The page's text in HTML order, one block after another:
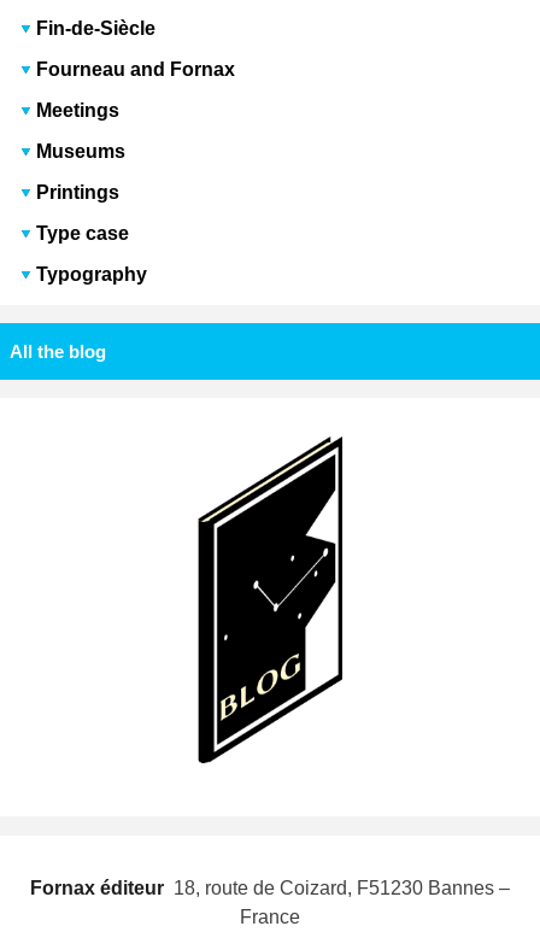
Fin-de-Siècle
Fourneau and Fornax
Meetings
Museums
Printings
Type case
Typography
All the blog
Fornax éditeur  18, route de Coizard, F51230 Bannes –
France